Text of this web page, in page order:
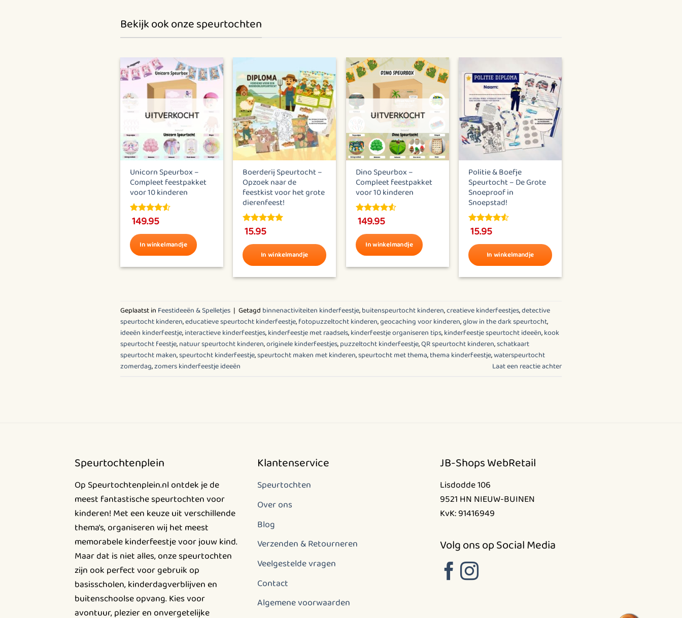
Bekijk ook onze speurtochten
UITVERKOCHT
Unicorn Speurbox –
Compleet feestpakket
voor 10 kinderen
4.5out of
149.95
In winkelmandje
Boerderij Speurtocht –
Opzoek naar de
feestkist voor het grote
dierenfeest!
5.00out of
5
15.95
In winkelmandje
meerdere
variaties.
Deze
optie
kan
UITVERKOCHT
Dino Speurbox –
Compleet feestpakket
voor 10 kinderen
4.5out of
149.95
In winkelmandje
Politie & Boefje
Speurtocht – De Grote
Snoeproof in
Snoepstad!
4.45out
of 5
15.95
In winkelmandje
meerdere
variaties.
Deze
optie
kan
gekozen
Geplaatst in Feestideeën & Spelletjes | Getagd binnenactiviteiten kinderfeestje,buitenspeurtocht kinderen,creatieve kinderfeestjes,detective
speurtocht kinderen,educatieve speurtocht kinderfeestje,fotopuzzeltocht kinderen,geocaching voor kinderen,glow in the dark speurtocht,
ideeën kinderfeestje,interactieve kinderfeestjes,kinderfeestje met raadsels,kinderfeestje organiseren tips,kinderfeestje speurtocht ideeën,kook
speurtocht feestje,natuur speurtocht kinderen,originele kinderfeestjes,puzzeltocht kinderfeestje,QR speurtocht kinderen,schatkaart
speurtocht maken,speurtocht kinderfeestje,speurtocht maken met kinderen,speurtocht met thema,thema kinderfeestje,waterspeurtocht
zomerdag,zomers kinderfeestje ideeën Laat een reactie achter
Speurtochtenplein
Op Speurtochtenplein.nl ontdek je de
meest fantastische speurtochten voor
kinderen! Met een keuze uit verschillende
thema's, organiseren wij het meest
memorabele kinderfeestje voor jouw kind.
Maar dat is niet alles, onze speurtochten
zijn ook perfect voor gebruik op
basisscholen, kinderdagverblijven en
buitenschoolse opvang. Kies voor
avontuur, plezier en onvergetelijke
Klantenservice
Speurtochten
Over ons
Blog
Verzenden & Retourneren
Veelgestelde vragen
Contact
Algemene voorwaarden
JB-Shops WebRetail
Lisdodde 106
9521 HN NIEUW-BUINEN
KvK: 91416949
Volg ons op Social Media